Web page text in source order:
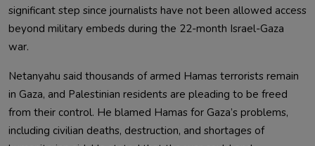
significant step since journalists have not been allowed access
beyond military embeds during the 22-month Israel-Gaza
war.
Netanyahu said thousands of armed Hamas terrorists remain
in Gaza, and Palestinian residents are pleading to be freed
from their control. He blamed Hamas for Gaza’s problems,
including civilian deaths, destruction, and shortages of